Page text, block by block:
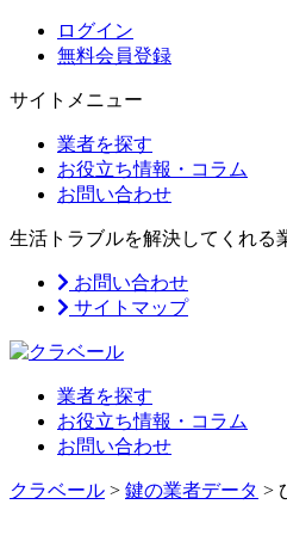
ログイン
無料会員登録
サイトメニュー
業者を探す
お役立ち情報・コラム
お問い合わせ
生活トラブルを解決してくれる
お問い合わせ
サイトマップ
業者を探す
お役立ち情報・コラム
お問い合わせ
クラベール > 鍵の業者データ >